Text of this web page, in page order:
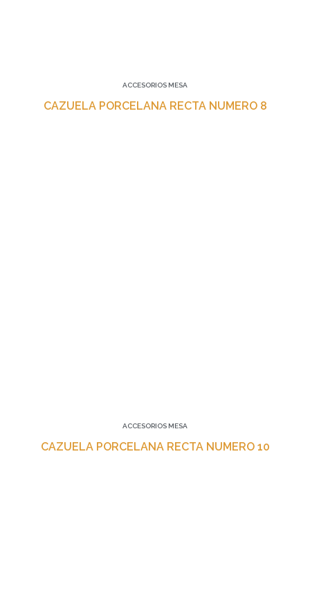
ACCESORIOS MESA
CAZUELA PORCELANA RECTA NUMERO 8
ACCESORIOS MESA
CAZUELA PORCELANA RECTA NUMERO 10